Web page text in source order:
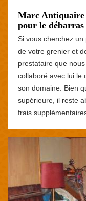
Marc Antiquaire
pour le
Si vous cherchez
de votre grenier et
prestataire que
collaboré avec lui le
son domaine. Bien
supérieure, il reste
frais